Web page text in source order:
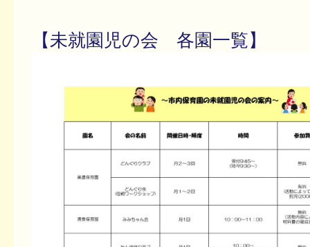
【未就園児の会 各園一覧】